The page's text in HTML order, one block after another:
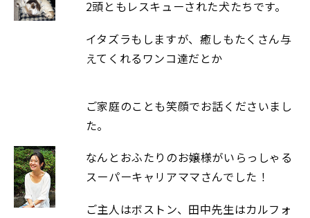
2頭ともレスキューされた犬たちです。
イタズラもしますが、癒しもたくさん与
えてくれるワンコ達だとか
ご家庭のことも笑顔でお話くださいまし
た。
なんとおふたりのお嬢様がいらっしゃる
スーパーキャリアママさんでした！
ご主人はボストン、田中先生はカルフォ